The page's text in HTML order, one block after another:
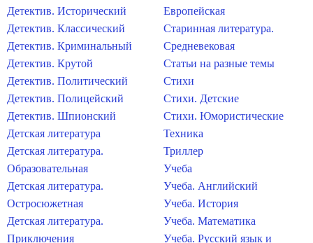
Детектив. Исторический
Детектив. Классический
Детектив. Криминальный
Детектив. Крутой
Детектив. Политический
Детектив. Полицейский
Детектив. Шпионский
Детская литература
Детская литература.
Образовательная
Детская литература.
Остросюжетная
Детская литература.
Приключения
Европейская
Старинная литература.
Средневековая
Статьи на разные темы
Стихи
Стихи. Детские
Стихи. Юмористические
Техника
Триллер
Учеба
Учеба. Английский
Учеба. История
Учеба. Математика
Учеба. Русский язык и